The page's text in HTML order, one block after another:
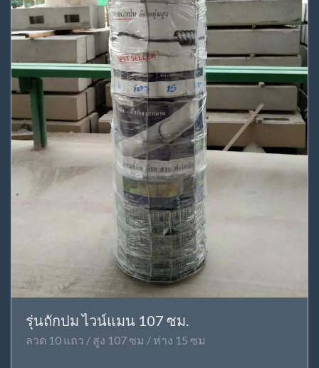
รุ่นถักปม ไวน์แมน 107 ซม.
ลวด 10 แถว / สูง 107 ซม / ห่าง 15 ซม